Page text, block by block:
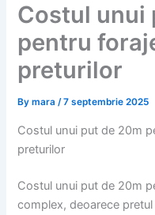
Costul unui
pentru
preturilor
Bymara/7 septembrie 2025
Costul unui put de 20m
preturilor
Costul unui put de 20m
complex, deoarece